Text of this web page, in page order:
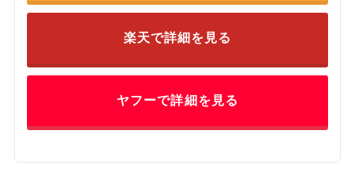
楽天で詳細を見る
ヤフーで詳細を見る